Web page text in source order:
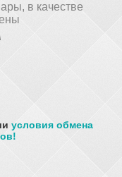
в качестве
условия обмена